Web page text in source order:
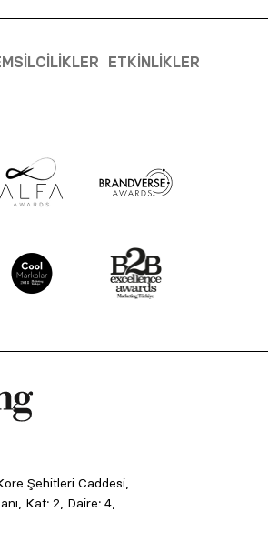
ETKINLIKLER
Şehitleri Caddesi,
Kat: 2, Daire: 4,